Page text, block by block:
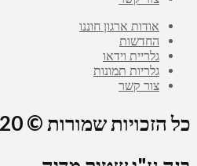
אודות ארגון חוננו
החדשות
גלריית וידאו
גלריות תמונות
צור קשר
כל הזכויות שמורות © 2020